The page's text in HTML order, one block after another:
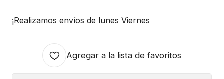
¡Realizamos envíos de lunes Viernes
Agregar a la lista de favoritos